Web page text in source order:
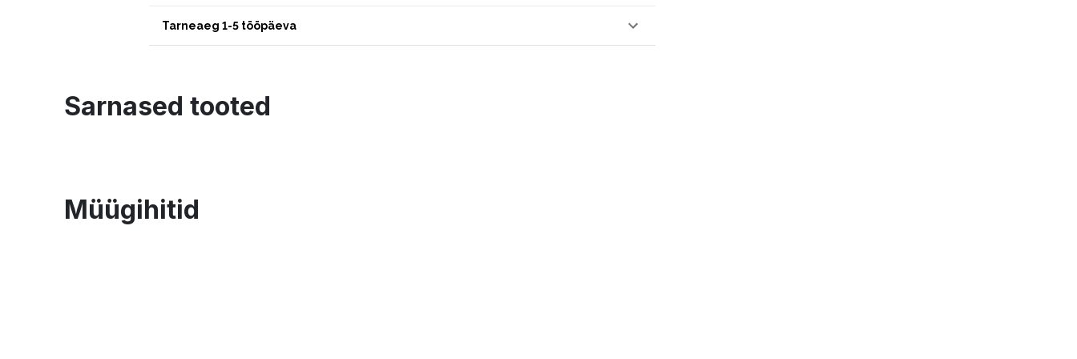
Tarneaeg 1-5 tööpäeva
Sarnased tooted
Müügihitid